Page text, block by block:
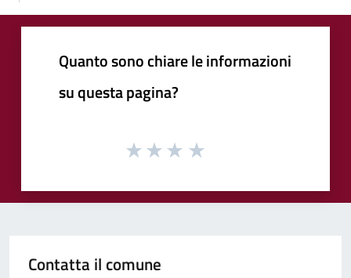
Quanto sono chiare le informazioni
su questa pagina?
Contatta il comune